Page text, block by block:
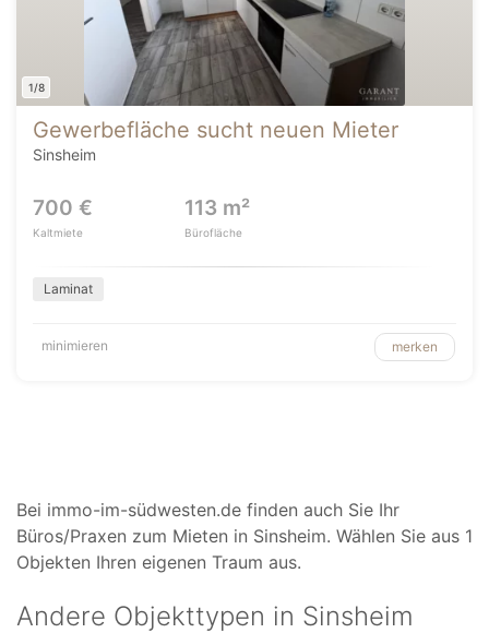
1/8
Gewerbefläche sucht neuen Mieter
Sinsheim
700 €
Kaltmiete
113 m²
Bürofläche
Laminat
minimieren merken
Bei immo-im-südwesten.de finden auch Sie Ihr
Büros/Praxen zum Mieten in Sinsheim. Wählen Sie aus 1
Objekten Ihren eigenen Traum aus.
Andere Objekttypen in Sinsheim